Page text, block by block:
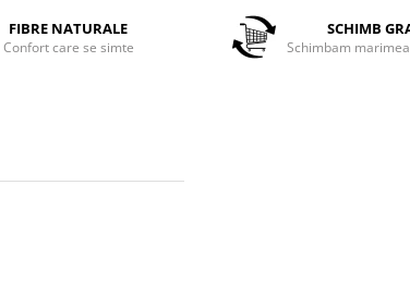
FIBRE NATURALE
Confort care se simte
SCHIMB
Schimbam